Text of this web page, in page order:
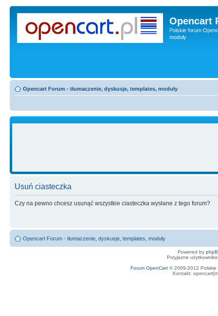
Opencart
Polskie forum
moduły
Opencart Forum - tłumaczenie, dyskusje, templates, moduły
Usuń ciasteczka
Czy na pewno chcesz usunąć wszystkie ciasteczka wysłane z tego forum?
Opencart Forum - tłumaczenie, dyskusje, templates, moduły
Powered by
Przyjazne
Forum OpenCart© 2009-2012 Polskie
Kontakt: